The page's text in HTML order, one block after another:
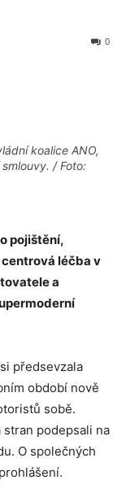
0
koalice ANO,
/ Foto:
pojištění,
léčba v
a
předsevzala
období nově
sobě.
podepsali na
O společných